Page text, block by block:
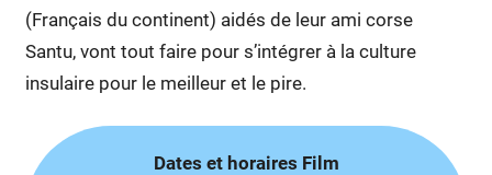
(Français du continent) aidés de leur ami corse
Santu, vont tout faire pour s’intégrer à la culture
insulaire pour le meilleur et le pire.
Dates et horaires Film